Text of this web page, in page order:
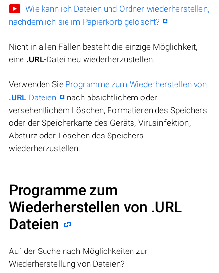
Wie kann ich Dateien und Ordner wiederherstellen,
nachdem ich sie im Papierkorb gelöscht?
Nicht in allen Fällen besteht die einzige Möglichkeit,
eine .URL-Datei neu wiederherzustellen.
Verwenden Sie Programme zum Wiederherstellen von
.URL Dateien
nach absichtlichem oder
versehentlichem Löschen, Formatieren des Speichers
oder der Speicherkarte des Geräts, Virusinfektion,
Absturz oder Löschen des Speichers
wiederherzustellen.
Programme zum
Wiederherstellen von .URL
Dateien
Auf der Suche nach Möglichkeiten zur
Wiederherstellung von Dateien?